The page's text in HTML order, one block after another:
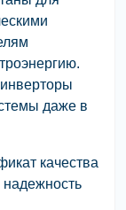
даже в
качества